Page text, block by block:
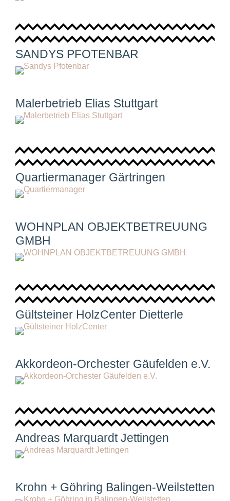
SANDYS PFOTENBAR
Malerbetrieb Elias Stuttgart
Quartiermanager Gärtringen
WOHNPLAN OBJEKTBETREUUNG
GMBH
Gültsteiner HolzCenter Dietterle
Akkordeon-Orchester Gäufelden e.V.
Andreas Marquardt Jettingen
Krohn + Göhring Balingen-Weilstetten